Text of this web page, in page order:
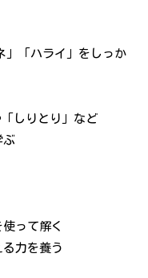
」「ハライ」をしっか
りとり」など
ぶ
って解く
力を養う